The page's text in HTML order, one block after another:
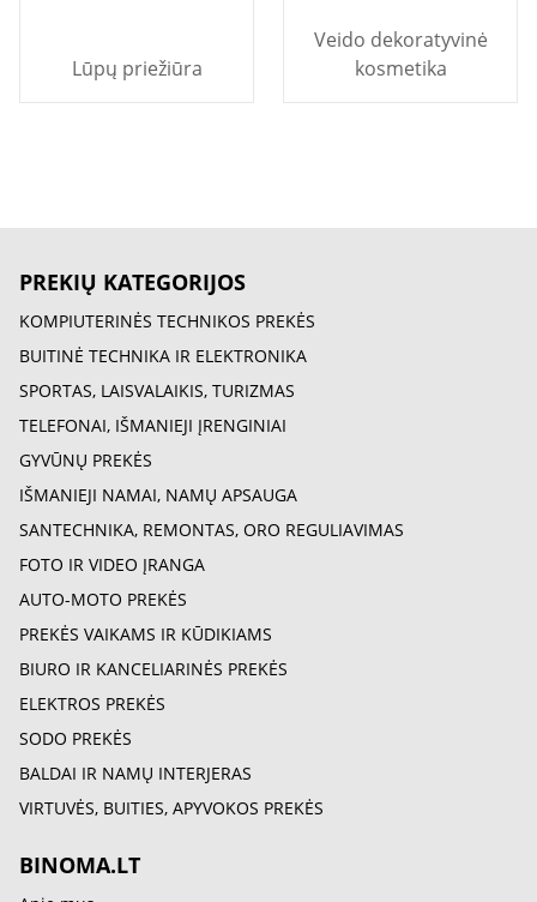
Lūpų priežiūra
Veido dekoratyvinė
kosmetika
PREKIŲ KATEGORIJOS
KOMPIUTERINĖS TECHNIKOS PREKĖS
BUITINĖ TECHNIKA IR ELEKTRONIKA
SPORTAS, LAISVALAIKIS, TURIZMAS
TELEFONAI, IŠMANIEJI ĮRENGINIAI
GYVŪNŲ PREKĖS
IŠMANIEJI NAMAI, NAMŲ APSAUGA
SANTECHNIKA, REMONTAS, ORO REGULIAVIMAS
FOTO IR VIDEO ĮRANGA
AUTO-MOTO PREKĖS
PREKĖS VAIKAMS IR KŪDIKIAMS
BIURO IR KANCELIARINĖS PREKĖS
ELEKTROS PREKĖS
SODO PREKĖS
BALDAI IR NAMŲ INTERJERAS
VIRTUVĖS, BUITIES, APYVOKOS PREKĖS
BINOMA.LT